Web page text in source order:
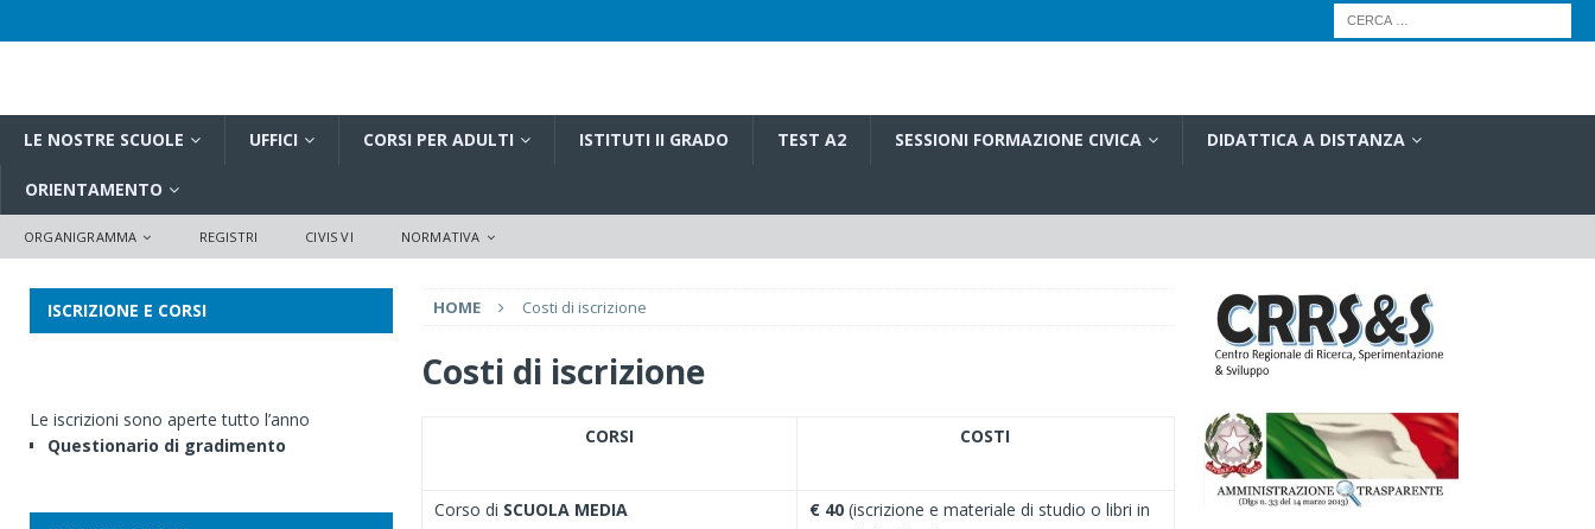
LE NOSTRE SCUOLE UFFICI CORSI PER ADULTI ISTITUTI II GRADO TEST A2 SESSIONI FORMAZIONE CIVICA DIDATTICA A DISTANZA
ORIENTAMENTO
ORGANIGRAMMA REGISTRI CIVIS VI NORMATIVA
HOME Costi di iscrizione
Costi di iscrizione
CORSI COSTI
Corso di SCUOLA MEDIA € 40(iscrizione e materiale di studio o libri in
ISCRIZIONE E CORSI
Le iscrizioni sono aperte tutto l’anno
Questionario di gradimento